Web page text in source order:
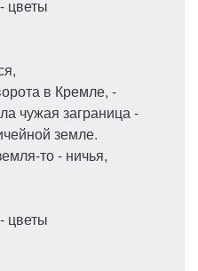
цветы
в Кремле, -
чужая заграница -
земле.
то - ничья,
цветы